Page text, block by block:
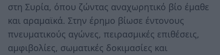
στη Συρία, όπου ζώντας αναχωρητικό βίο έμαθε
και αραμαϊκά. Στην έρημο βίωσε έντονους
πνευματικούς αγώνες, πειρασμικές επιθέσεις,
αμφιβολίες, σωματικές δοκιμασίες και